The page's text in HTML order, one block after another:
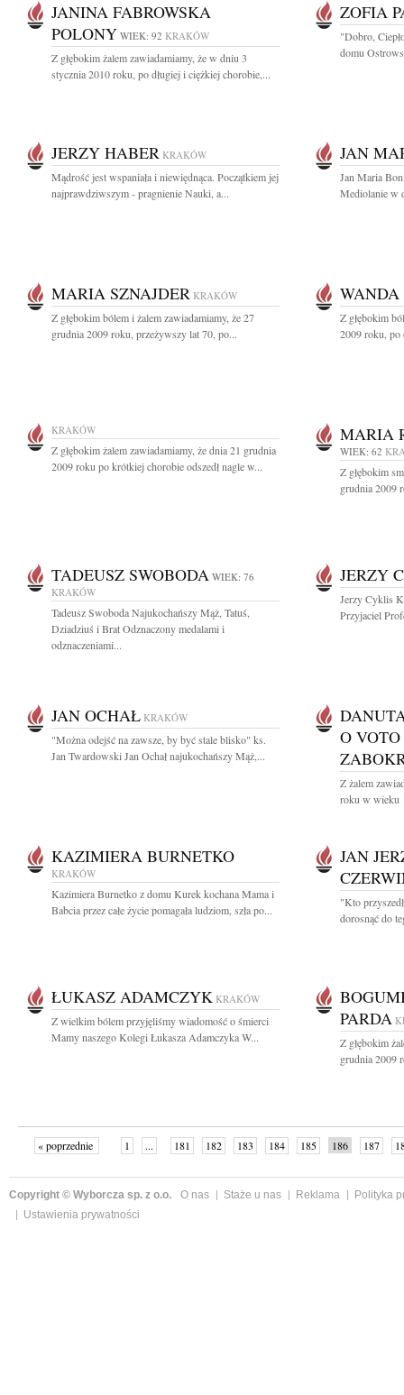
JANINA FABROWSKA
POLONY WIEK: 92 KRAKÓW
Z głębokim żalem zawiadamiamy, że w dniu 3
stycznia 2010 roku, po długiej i ciężkiej chorobie,...
ZOFIA
"Dobro,
domu
JERZY HABER KRAKÓW
Mądrość jest wspaniała i niewiędnąca. Początkiem jej
najprawdziwszym - pragnienie Nauki, a...
JAN
Jan Maria
Mediolanie w
MARIA SZNAJDER KRAKÓW
Z głębokim bólem i żalem zawiadamiamy, że 27
grudnia 2009 roku, przeżywszy lat 70, po...
Z głębokim
2009 roku, po
KRAKÓW
Z głębokim żalem zawiadamiamy, że dnia 21 grudnia
2009 roku po krótkiej chorobie odszedł nagle w...
MARIA
WIEK: 62
Z głębokim
grudnia 2009
TADEUSZ SWOBODA WIEK: 76
KRAKÓW
Tadeusz Swoboda Najukochańszy Mąż, Tatuś,
Dziadziuś i Brat Odznaczony medalami i
odznaczeniami...
JERZY
Jerzy Cyklis
Przyjaciel
JAN OCHAŁ KRAKÓW
"Można odejść na zawsze, by być stale blisko" ks.
Jan Twardowski Jan Ochał najukochańszy Mąż,...
O
Z żalem
roku w wieku
KAZIMIERA BURNETKO
KRAKÓW
Kazimiera Burnetko z domu Kurek kochana Mama i
Babcia przez całe życie pomagała ludziom, szła po...
JAN
"Kto
dorosnąć do
ŁUKASZ ADAMCZYK KRAKÓW
Z wielkim bólem przyjęliśmy wiadomość o śmierci
Mamy naszego Kolegi Łukasza Adamczyka W...
PARDA
Z głębokim
grudnia 2009
« poprzednie 1 ... 181 182 183 184 185 186 187
Copyright © Wyborcza sp. z o.o. O nas Staże u nas Reklama
Polityka
Ustawienia prywatności